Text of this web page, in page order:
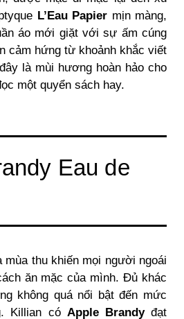
L’Eau Papier mịn màng,
áo mới giặt với sự ấm cúng
cảm hứng từ khoảnh khắc viết
là mùi hương hoàn hảo cho
một quyển sách hay.
Eau de
thu khiến mọi người ngoái
ăn mặc của mình. Đủ khác
không quá nổi bật đến mức
Killian có Apple Brandyđạt